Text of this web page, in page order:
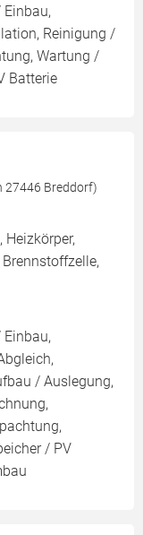
Reinigung /
Wartung /
Batterie
27446 Breddorf)
Heizkörper,
/ Auslegung,
/ PV